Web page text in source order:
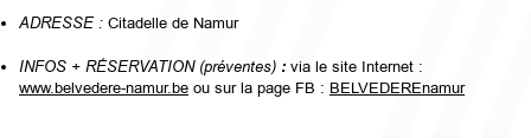
ADRESSE : Citadelle de Namur
INFOS + RÉSERVATION (préventes) : via le site Internet :
www.belvedere-namur.be ou sur la page FB : BELVEDEREnamur